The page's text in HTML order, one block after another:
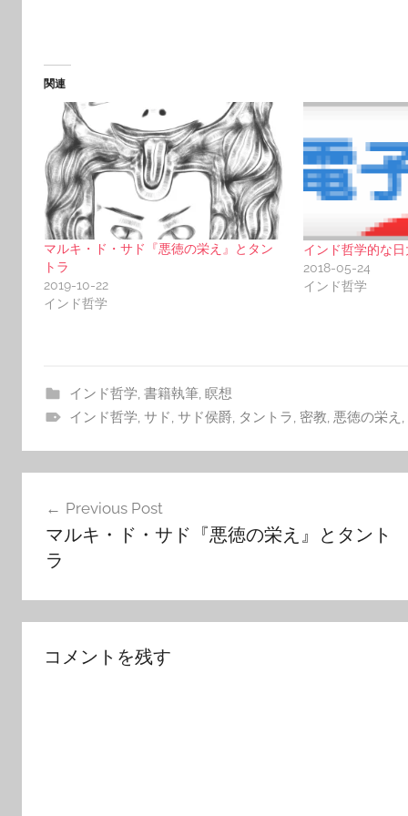
関連
マルキ・ド・サド『悪徳の栄え』とタン
トラ
2019-10-22
インド哲学
インド哲学的な日
2018-05-24
インド哲学
インド哲学, 書籍執筆, 瞑想
インド哲学, サド, サド侯爵, タントラ, 密教, 悪徳の栄え ,
ゲ
Previous Post
マルキ・ド・サド『悪徳の栄え』とタント
ラ
コメントを残す